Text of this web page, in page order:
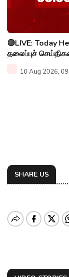
🔴LIVE: Today
தலைப்புச்
10 Aug 2026,
SHARE US